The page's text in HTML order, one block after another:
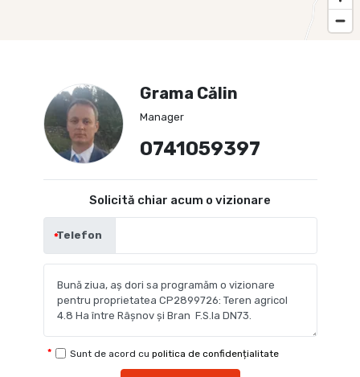
Grama Călin
Manager
0741059397
Solicită chiar acum o vizionare
Telefon
Sunt de acord cu politica de confidențialitate